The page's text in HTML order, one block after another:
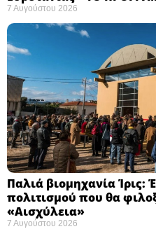
7 Αυγούστου 2026
Παλιά βιομηχανία Ίρις:
πολιτισμού που θα
«Αισχύλεια» ​
7 Αυγούστου 2026